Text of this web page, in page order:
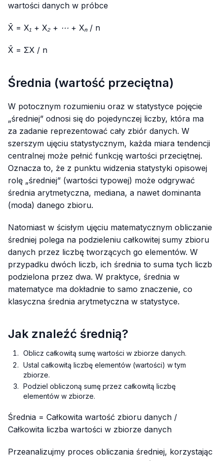
wartości danych w próbce
X̄ = X₁ + X₂ + ⋯ + Xₙ / n
X̄ = ΣX / n
Średnia (wartość przeciętna)
W potocznym rozumieniu oraz w statystyce pojęcie
„średniej” odnosi się do pojedynczej liczby, która ma
za zadanie reprezentować cały zbiór danych. W
szerszym ujęciu statystycznym, każda miara tendencji
centralnej może pełnić funkcję wartości przeciętnej.
Oznacza to, że z punktu widzenia statystyki opisowej
rolę „średniej” (wartości typowej) może odgrywać
średnia arytmetyczna, mediana, a nawet dominanta
(moda) danego zbioru.
Natomiast w ścisłym ujęciu matematycznym obliczanie
średniej polega na podzieleniu całkowitej sumy zbioru
danych przez liczbę tworzących go elementów. W
przypadku dwóch liczb, ich średnia to suma tych liczb
podzielona przez dwa. W praktyce, średnia w
matematyce ma dokładnie to samo znaczenie, co
klasyczna średnia arytmetyczna w statystyce.
Jak znaleźć średnią?
Oblicz całkowitą sumę wartości w zbiorze danych.
Ustal całkowitą liczbę elementów (wartości) w tym
zbiorze.
Podziel obliczoną sumę przez całkowitą liczbę
elementów w zbiorze.
Średnia = Całkowita wartość zbioru danych /
Całkowita liczba wartości w zbiorze danych
Przeanalizujmy proces obliczania średniej, korzystając